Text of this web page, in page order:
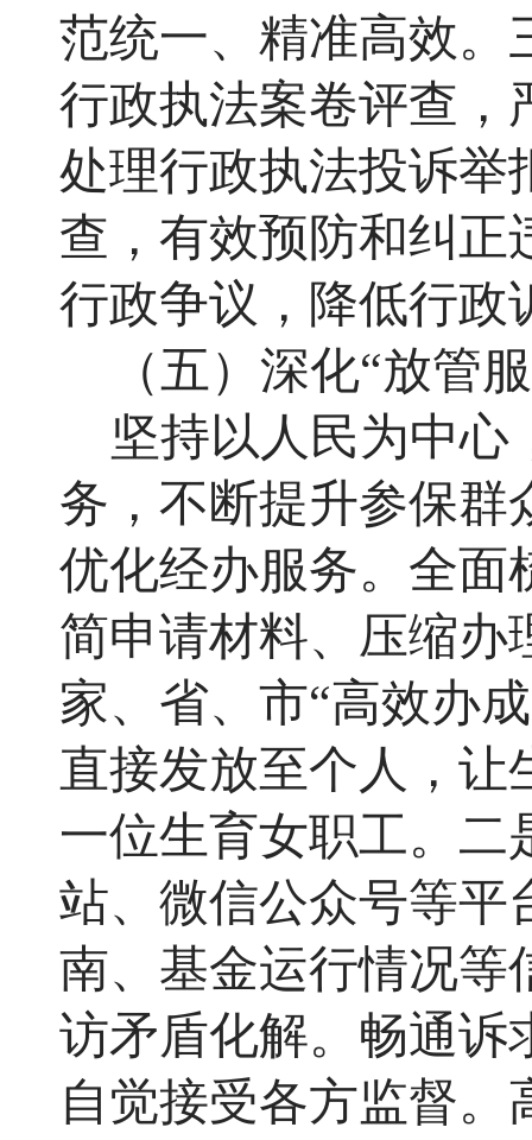
范统一、精准高效。
行政执法案卷评查，
处理行政执法投诉举
查，有效预防和纠正
行政争议，降低行政
（五）深化“放管
坚持以人民为中
务，不断提升参保群
优化经办服务。全面
简申请材料、压缩办
家、省、市“高效办
直接发放至个人，让
一位生育女职工。二
站、微信公众号等平
南、基金运行情况等
访矛盾化解。畅通诉
自觉接受各方监督